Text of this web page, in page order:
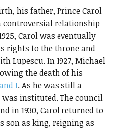
his father, Prince Carol
controversial relationship
Carol was eventually
rights to the throne and
Lupescu. In 1927, Michael
the death of his
I. As he was still a
instituted. The council
in 1930, Carol returned to
son as king, reigning as